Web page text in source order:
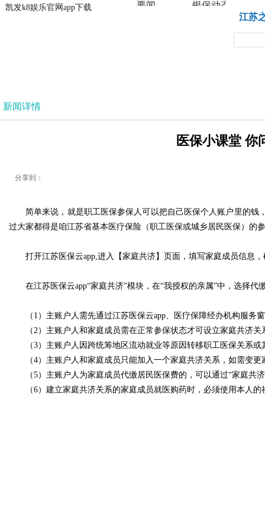
凯发k8娱乐官网app下载
凯发k8娱乐官网app下载
要闻 银保动态
江苏
新闻详情
医保小课堂 你
分享到：
简单来说，就是职工医保参保人可以把自己医保个人账户里的
过大家都得是咱江苏省基本医疗保险（职工医保或城乡居民医保）的
打开江苏医保云app,进入【家庭共济】页面，填写家庭成员信息
在江苏医保云app“家庭共济”模块，在“我授权的亲属”中，选择
（1）主账户人需先通过江苏医保云app、医疗保障经办机构服
（2）主账户人和家庭成员需在正常参保状态才可设立家庭共济
（3）主账户人因跨统筹地区流动就业等原因转移职工医保关系
（4）主账户人和家庭成员只能加入一个家庭共济关系，如需变
（5）主账户人为家庭成员代缴居民医保费的，可以通过“家庭
（6）建立家庭共济关系的家庭成员就医购药时，必须使用本人